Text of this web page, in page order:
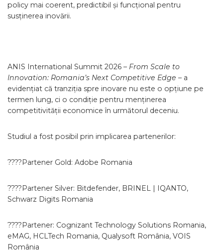
policy mai coerent, predictibil și funcțional pentru
susținerea inovării.
ANIS International Summit 2026 – From Scale to
Innovation: Romania’s Next Competitive Edge – a
evidențiat că tranziția spre inovare nu este o opțiune pe
termen lung, ci o condiție pentru menținerea
competitivității economice în următorul deceniu.
Studiul a fost posibil prin implicarea partenerilor:
????Partener Gold: Adobe Romania
????Partener Silver: Bitdefender, BRINEL | IQANTO,
Schwarz Digits Romania
????Partener: Cognizant Technology Solutions Romania,
eMAG, HCLTech Romania, Qualysoft România, VOIS
România